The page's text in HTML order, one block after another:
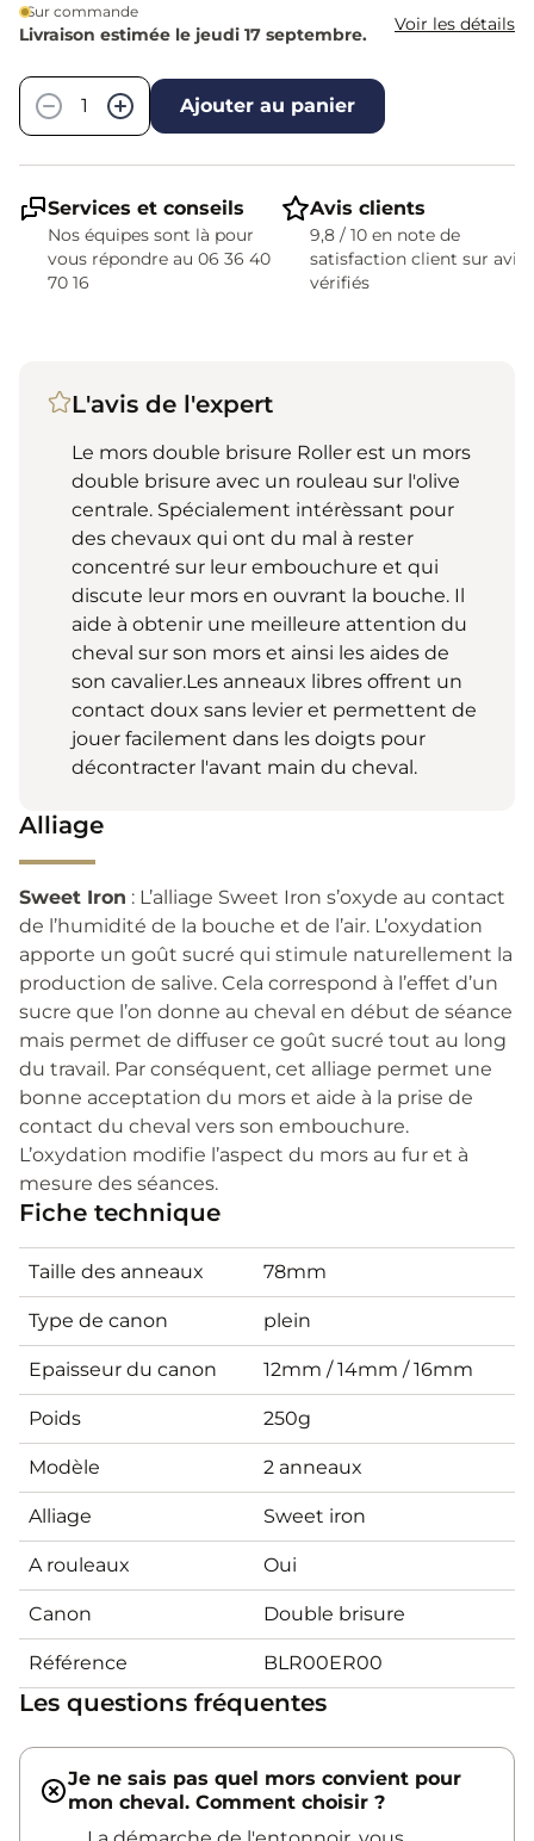
Sur commande
Livraison estimée le jeudi 17 septembre. Voir les détails
−
+ Ajouter au panier
Services et conseils
Nos équipes sont là pour
vous répondre au 06 36 40
70 16
Avis clients
9,8 / 10 en note de
satisfaction client sur avis
vérifiés
L'avis de l'expert
Le mors double brisure Roller est un mors
double brisure avec un rouleau sur l'olive
centrale. Spécialement intérèssant pour
des chevaux qui ont du mal à rester
concentré sur leur embouchure et qui
discute leur mors en ouvrant la bouche. Il
aide à obtenir une meilleure attention du
cheval sur son mors et ainsi les aides de
son cavalier.Les anneaux libres offrent un
contact doux sans levier et permettent de
jouer facilement dans les doigts pour
décontracter l'avant main du cheval.
Alliage
Sweet Iron : L’alliage Sweet Iron s’oxyde au contact
de l’humidité de la bouche et de l’air. L’oxydation
apporte un goût sucré qui stimule naturellement la
production de salive. Cela correspond à l’effet d’un
sucre que l’on donne au cheval en début de séance
mais permet de diffuser ce goût sucré tout au long
du travail. Par conséquent, cet alliage permet une
bonne acceptation du mors et aide à la prise de
contact du cheval vers son embouchure.
L’oxydation modifie l’aspect du mors au fur et à
mesure des séances.
Fiche technique
Taille des anneaux 78mm
Type de canon plein
Epaisseur du canon 12mm / 14mm / 16mm
Poids 250g
Modèle 2 anneaux
Alliage Sweet iron
A rouleaux Oui
Canon Double brisure
Référence BLR00ER00
Les questions fréquentes
Je ne sais pas quel mors convient pour
mon cheval. Comment choisir ?